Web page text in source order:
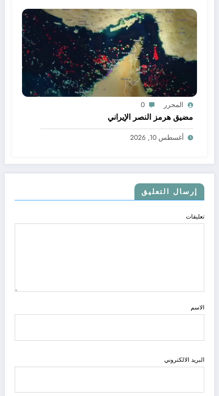
المحرر 0
مضيق هرمز النصر الإيراني
أغسطس 10, 2026
إرسال التعليق
تعليقات
الاسم
البريد الالكتروني